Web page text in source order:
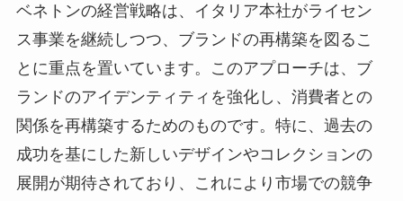
ベネトンの経営戦略は、イタリア本社がライセン
ス事業を継続しつつ、ブランドの再構築を図るこ
とに重点を置いています。このアプローチは、ブ
ランドのアイデンティティを強化し、消費者との
関係を再構築するためのものです。特に、過去の
成功を基にした新しいデザインやコレクションの
展開が期待されており、これにより市場での競争